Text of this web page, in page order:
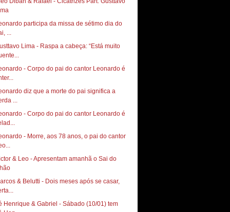
participa da missa de sétimo dia do
...
Lima - Raspa a cabeça: “Está muito
- Corpo do pai do cantor Leonardo é
diz que a morte do pai significa a
...
- Corpo do pai do cantor Leonardo é
- Morre, aos 78 anos, o pai do cantor
& Leo - Apresentam amanhã o Sai do
& Belutti - Dois meses após se casar,
Henrique & Gabriel - Sábado (10/01) tem